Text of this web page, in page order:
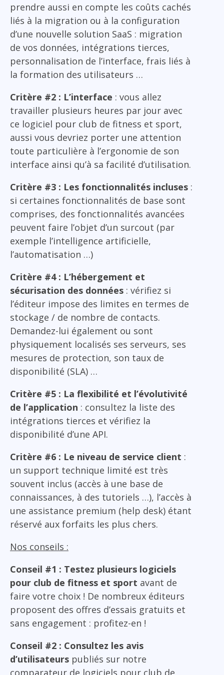
prendre aussi en compte les coûts cachés
liés à la migration ou à la configuration
d’une nouvelle solution SaaS : migration
de vos données, intégrations tierces,
personnalisation de l’interface, frais liés à
la formation des utilisateurs …
Critère #2 : L’interface : vous allez
travailler plusieurs heures par jour avec
ce logiciel pour club de fitness et sport,
aussi vous devriez porter une attention
toute particulière à l’ergonomie de son
interface ainsi qu’à sa facilité d’utilisation.
Critère #3 : Les fonctionnalités incluses :
si certaines fonctionnalités de base sont
comprises, des fonctionnalités avancées
peuvent faire l’objet d’un surcout (par
exemple l’intelligence artificielle,
l’automatisation …)
Critère #4 : L’hébergement et
sécurisation des données : vérifiez si
l’éditeur impose des limites en termes de
stockage / de nombre de contacts.
Demandez-lui également ou sont
physiquement localisés ses serveurs, ses
mesures de protection, son taux de
disponibilité (SLA) …
Critère #5 : La flexibilité et l’évolutivité
de l’application : consultez la liste des
intégrations tierces et vérifiez la
disponibilité d’une API.
Critère #6 : Le niveau de service client :
un support technique limité est très
souvent inclus (accès à une base de
connaissances, à des tutoriels …), l’accès à
une assistance premium (help desk) étant
réservé aux forfaits les plus chers.
Nos conseils :
Conseil #1 : Testez plusieurs logiciels
pour club de fitness et sport avant de
faire votre choix ! De nombreux éditeurs
proposent des offres d’essais gratuits et
sans engagement : profitez-en !
Conseil #2 : Consultez les avis
d’utilisateurs publiés sur notre
comparateur de logiciels pour club de